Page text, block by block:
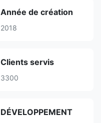
Année de création
2018
Clients servis
3300
DÉVELOPPEMENT